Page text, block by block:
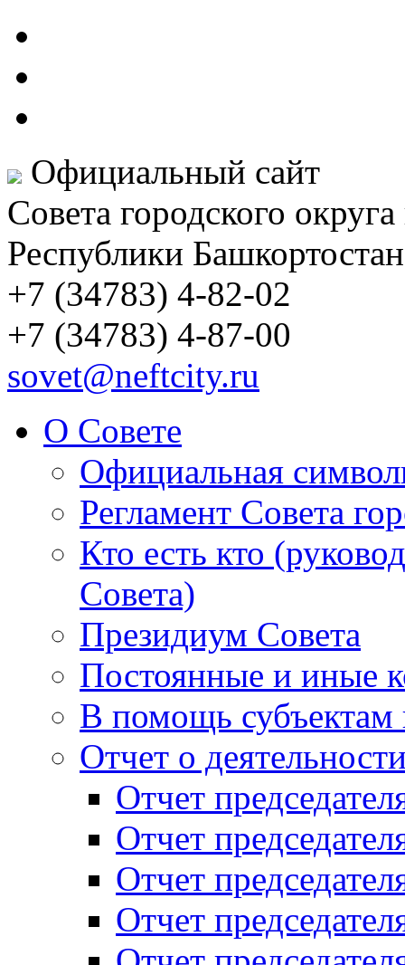
Официальный сайт
Совета городского
Республики Башкортостан
+7 (34783) 4-82-02
+7 (34783) 4-87-00
sovet@neftcity.ru
О Совете
Официальная
Регламент Совета
Кто есть кто
Совета)
Президиум Совета
Постоянные и иные
В помощь субъектам
Отчет о
Отчет
Отчет
Отчет
Отчет